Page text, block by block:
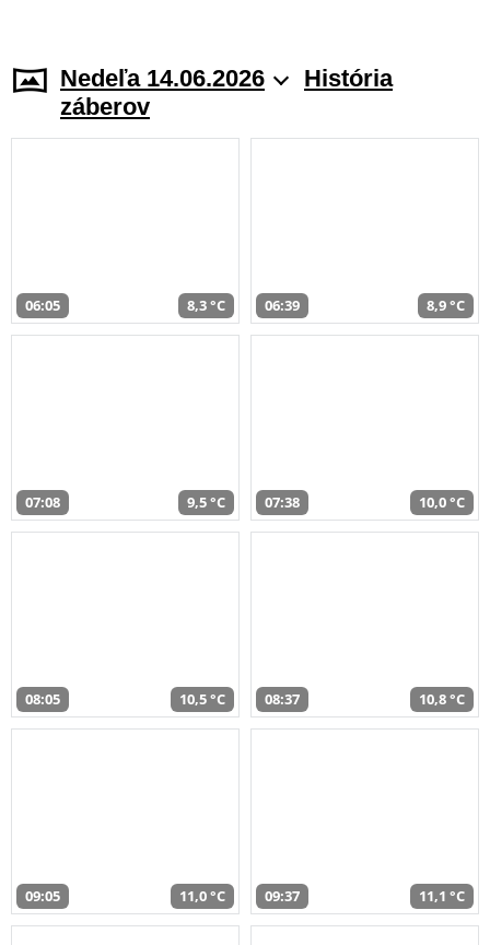
Nedeľa 14.06.2026
História
záberov
06:05 8,3 °C 06:39 8,9 °C
07:08 9,5 °C 07:38 10,0 °C
08:05 10,5 °C 08:37 10,8 °C
09:05 11,0 °C 09:37 11,1 °C